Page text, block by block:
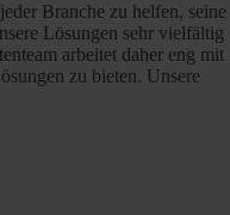
Branche zu helfen, seine
Lösungen sehr vielfältig
arbeitet daher eng mit
zu bieten. Unsere